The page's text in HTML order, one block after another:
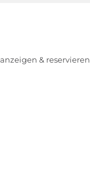
& reservieren